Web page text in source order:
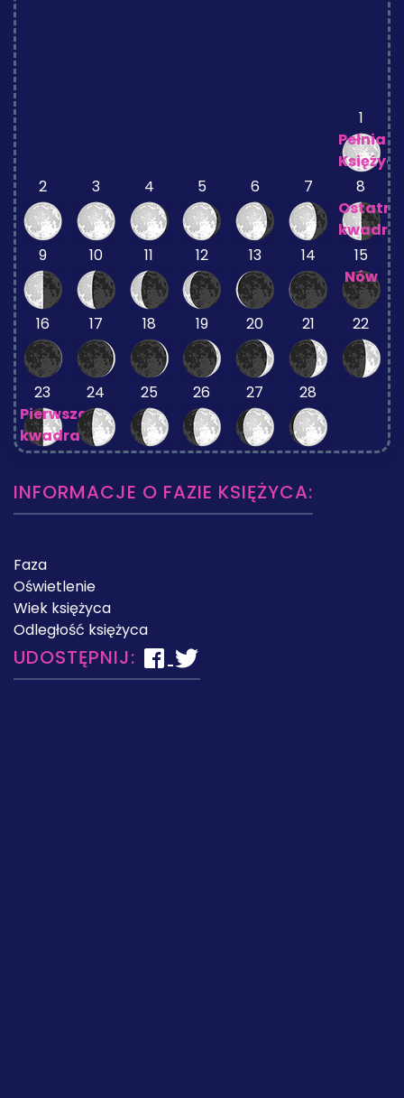
1
Pełnia
2
3 4 5 6 7
8
kwadra
9
10 11 12 13 14
15
Nów
16 17 18 19 20 21 22
23
Pierwsza
kwadra
24 25 26 27 28
INFORMACJE O FAZIE KSIĘŻYCA:
Faza
Oświetlenie
Wiek księżyca
Odległość księżyca
UDOSTĘPNIJ: